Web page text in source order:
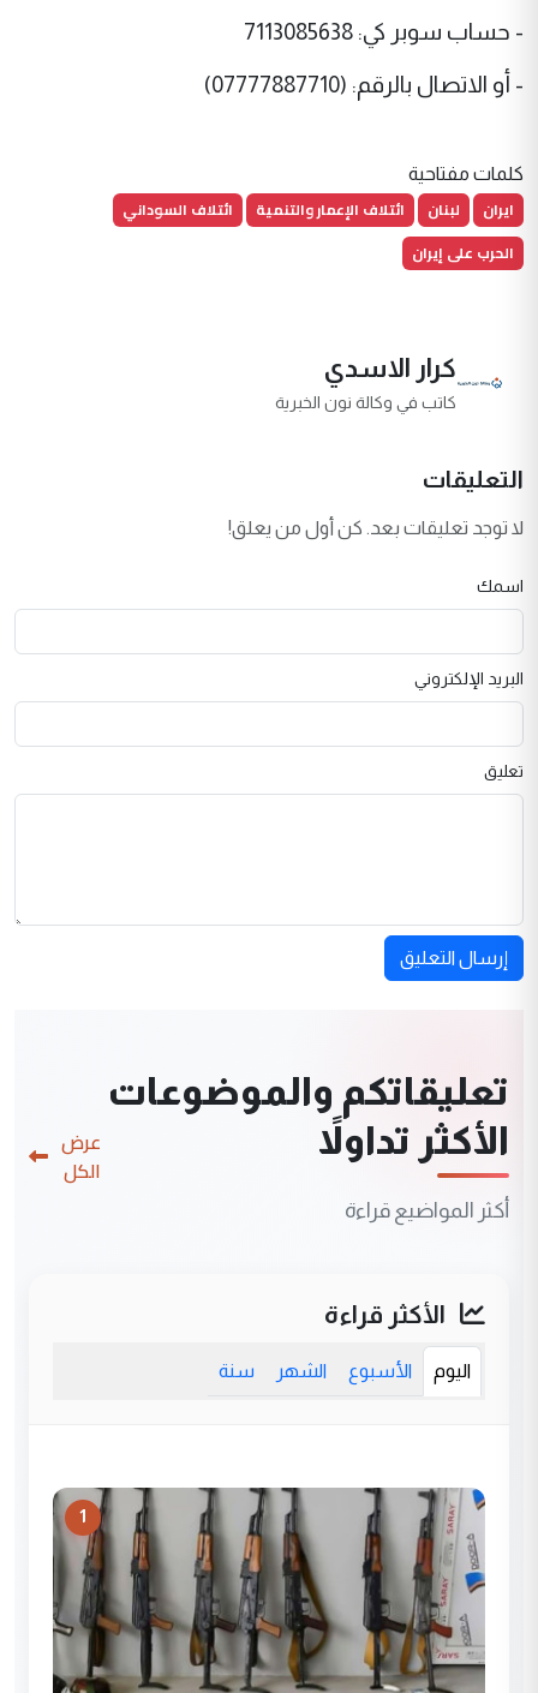
- حساب سوبر كي: 7113085638
- أو الاتصال بالرقم: (07777887710)
كلمات مفتاحية
ايران لبنان ائتلاف الإعمار والتنمية
ائتلاف السوداني
الحرب على إيران
كرار الاسدي
كاتب في وكالة نون الخبرية
التعليقات
لا توجد تعليقات بعد. كن أول من يعلق!
اسمك
البريد الإلكتروني
تعليق
إرسال التعليق
تعليقاتكم والموضوعات
الأكثر تداولاً
أكثر المواضيع قراءة
عرض
الكل
الأكثر قراءة
اليوم الأسبوع الشهر سنة
1